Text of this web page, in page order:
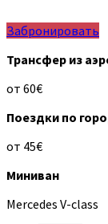
Забронировать
Трансфер из
от 60€
Поездки по
от 45€
Миниван
Mercedes V-class